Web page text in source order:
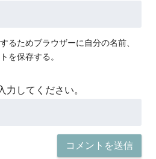
るためブラウザーに自分の名前、
を保存する。
力してください。